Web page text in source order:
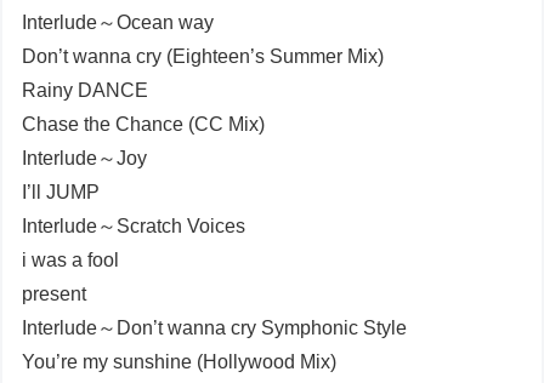
Interlude～Ocean way
Don’t wanna cry (Eighteen’s Summer Mix)
Rainy DANCE
Chase the Chance (CC Mix)
Interlude～Joy
I’ll JUMP
Interlude～Scratch Voices
i was a fool
present
Interlude～Don’t wanna cry Symphonic Style
You’re my sunshine (Hollywood Mix)